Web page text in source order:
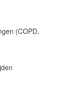
(COPD,